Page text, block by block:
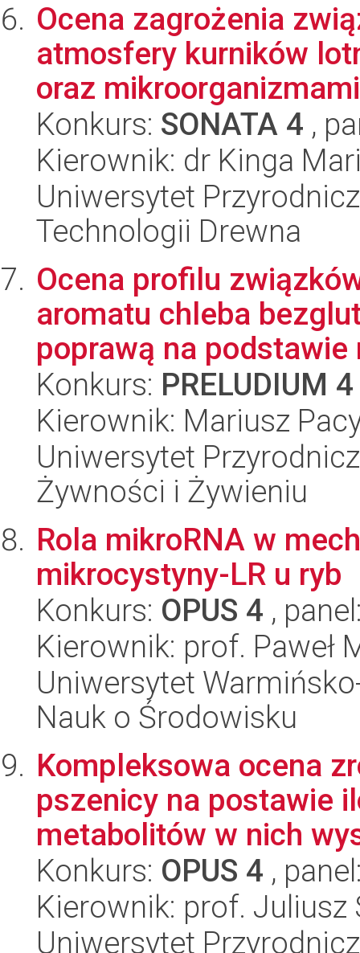
Ocena zagrożenia
atmosfery kurników
oraz
Konkurs: SONATA 4 ,
Kierownik: dr Kinga
Uniwersytet
Technologii Drewna
Ocena profilu
aromatu chleba
poprawą na podstawie
Konkurs: PRELUDIUM 4
Kierownik: Mariusz
Uniwersytet
Żywności i Żywieniu
Rola mikroRNA w
mikrocystyny-LR u ryb
Konkurs: OPUS 4 ,
Kierownik: prof. Paweł
Uniwersytet
Nauk o Środowisku
Kompleksowa ocena
pszenicy na postawie
metabolitów w nich
Konkurs: OPUS 4 ,
Kierownik: prof. Juliusz
Uniwersytet